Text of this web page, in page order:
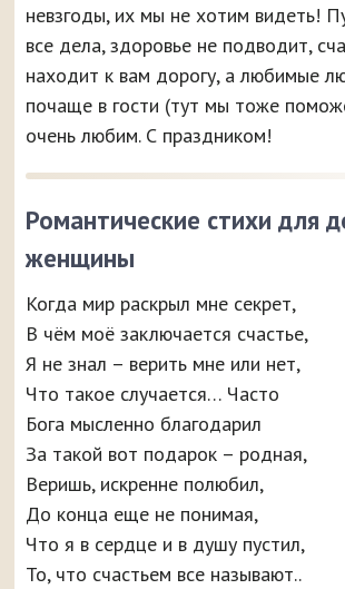
невзгоды, их мы не хотим видеть!
все дела, здоровье не подводит,
находит к вам дорогу, а любимые
почаще в гости (тут мы тоже
очень любим. С праздником!
Романтические стихи для
женщины
Когда мир раскрыл мне секрет,
В чём моё заключается счастье,
Я не знал – верить мне или нет,
Что такое случается… Часто
Бога мысленно благодарил
За такой вот подарок – родная,
Веришь, искренне полюбил,
До конца еще не понимая,
Что я в сердце и в душу пустил,
То, что счастьем все называют..